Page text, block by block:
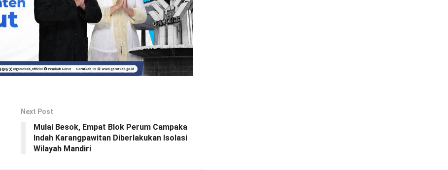
Next Post
Mulai Besok, Empat Blok Perum Campaka
Indah Karangpawitan Diberlakukan Isolasi
Wilayah Mandiri